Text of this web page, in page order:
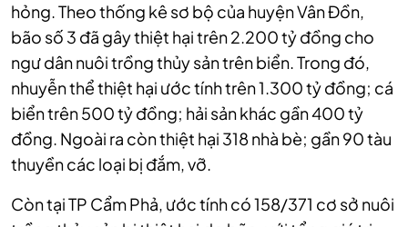
hỏng. Theo thống kê sơ bộ của huyện Vân Đồn,
bão số 3 đã gây thiệt hại trên 2.200 tỷ đồng cho
ngư dân nuôi trồng thủy sản trên biển. Trong đó,
nhuyễn thể thiệt hại ước tính trên 1.300 tỷ đồng; cá
biển trên 500 tỷ đồng; hải sản khác gần 400 tỷ
đồng. Ngoài ra còn thiệt hại 318 nhà bè; gần 90 tàu
thuyền các loại bị đắm, vỡ.
Còn tại TP Cẩm Phả, ước tính có 158/371 cơ sở nuôi